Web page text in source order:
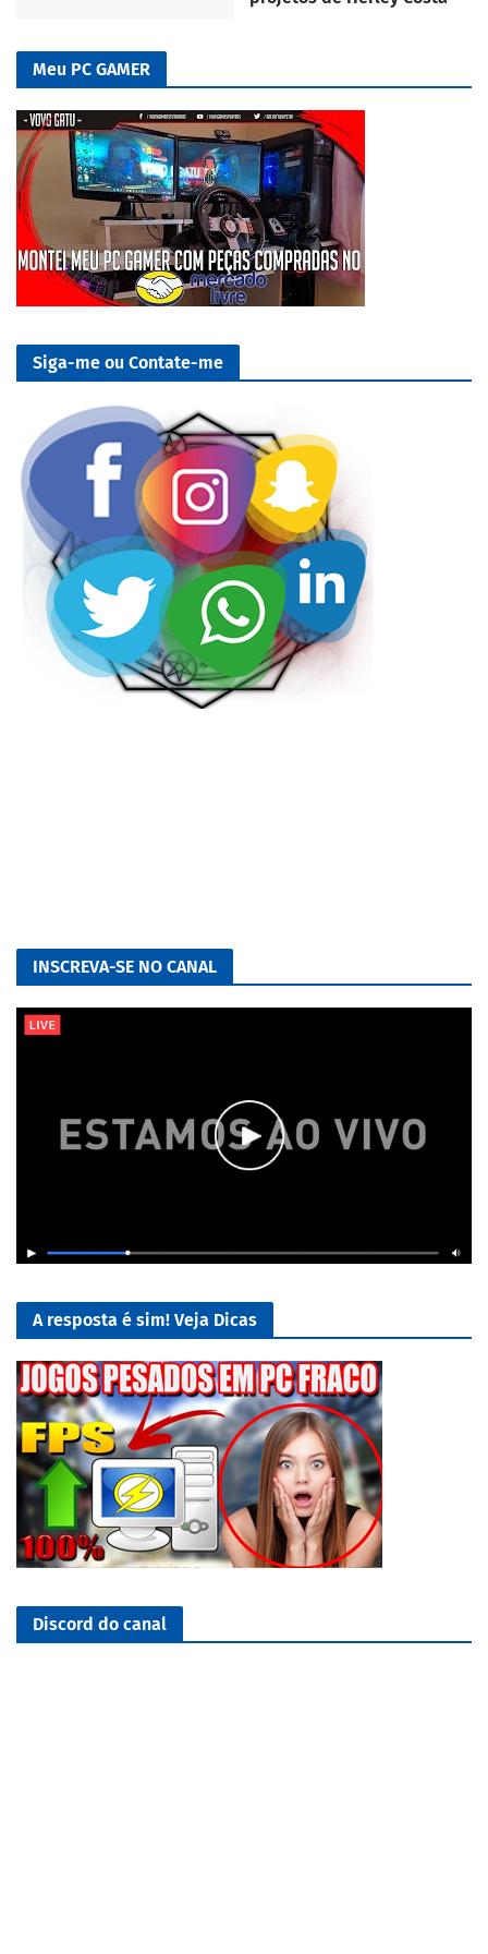
Meu PC GAMER
Siga-me ou Contate-me
INSCREVA-SE NO CANAL
A resposta é sim! Veja Dicas
Discord do canal